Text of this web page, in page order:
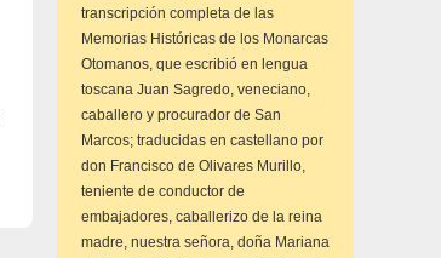
transcripción completa de las
Memorias Históricas de los Monarcas
Otomanos, que escribió en lengua
toscana Juan Sagredo, veneciano,
caballero y procurador de San
Marcos; traducidas en castellano por
don Francisco de Olivares Murillo,
teniente de conductor de
embajadores, caballerizo de la reina
madre, nuestra señora, doña Mariana